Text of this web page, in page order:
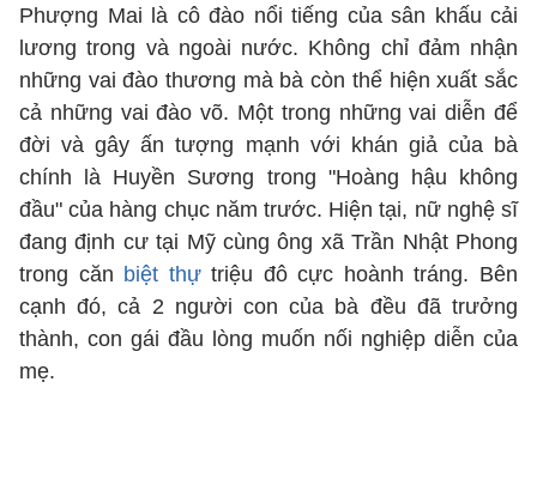
Phượng Mai là cô đào nổi tiếng của sân khấu cải
lương trong và ngoài nước. Không chỉ đảm nhận
những vai đào thương mà bà còn thể hiện xuất sắc
cả những vai đào võ. Một trong những vai diễn để
đời và gây ấn tượng mạnh với khán giả của bà
chính là Huyền Sương trong "Hoàng hậu không
đầu" của hàng chục năm trước. Hiện tại, nữ nghệ sĩ
đang định cư tại Mỹ cùng ông xã Trần Nhật Phong
trong căn biệt thựtriệu đô cực hoành tráng. Bên
cạnh đó, cả 2 người con của bà đều đã trưởng
thành, con gái đầu lòng muốn nối nghiệp diễn của
mẹ.